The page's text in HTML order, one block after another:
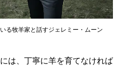
る牧羊家と話すジェレミー・ムーン
は、丁寧に羊を育てなければ